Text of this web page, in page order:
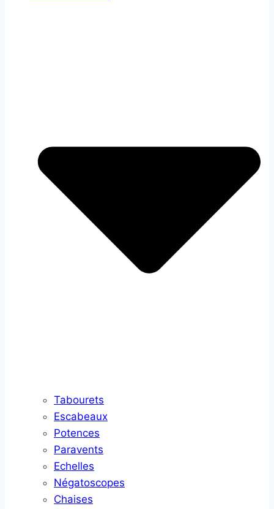
Tabourets
Escabeaux
Potences
Paravents
Echelles
Négatoscopes
Chaises